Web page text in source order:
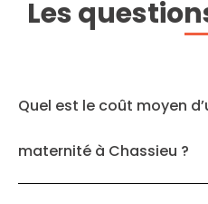
Les
Quel est le coût moyen
maternité à Chassieu ?